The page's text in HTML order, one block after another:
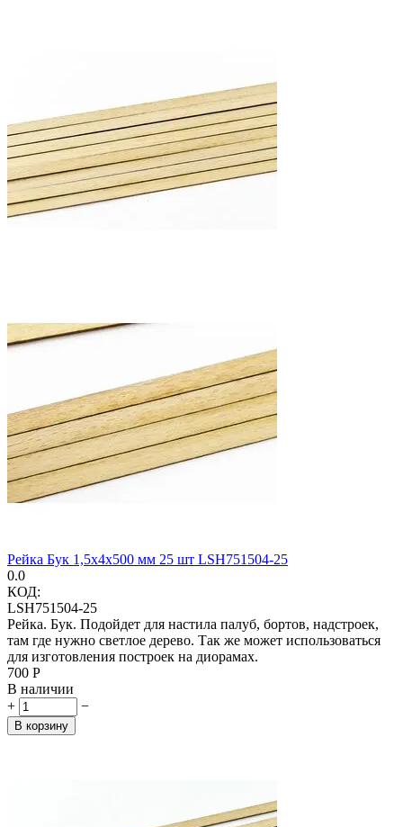
Рейка Бук 1,5х4х500 мм 25 шт LSH751504-25
0.0
КОД:
LSH751504-25
Рейка. Бук. Подойдет для настила палуб, бортов, надстроек,
там где нужно светлое дерево. Так же может использоваться
для изготовления построек на диорамах.
‍700‍ Р
В наличии
+
−
В корзину